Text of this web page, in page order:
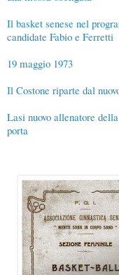
Il basket senese nel
candidate Fabio e Ferretti
19 maggio 1973
Il Costone riparte dal
Lasi nuovo allenatore
porta